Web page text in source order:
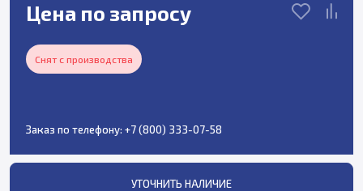
Цена по запросу
Снят с производства
Заказ по телефону: +7 (800) 333-07-58
УТОЧНИТЬ НАЛИЧИЕ